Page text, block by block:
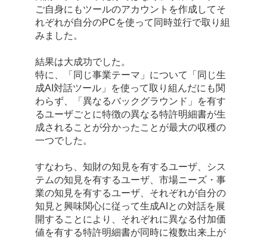
ご自身にもツールのアカウントを作成してそ
れぞれが自分のPCを使って同時並行で取り組
みました。
結果は大成功でした。
特に、「同じ事業テーマ」について「同じ生
成AI対話ツール」を使って取り組んだにも関
わらず、「異なるバックグラウンド」を有す
るユーザごとに特徴の異なる特許明細書が生
成されることが分かったことが最大の収穫の
一つでした。
すなわち、知財の知見を有するユーザ、シス
テムの知見を有するユーザ、市場ニーズ・事
業の知見を有するユーザ、それぞれが自分の
知見と興味関心に従って生成AIとの対話を展
開することにより、それぞれに異なる付加価
値を有する特許明細書が同時に複数出来上が